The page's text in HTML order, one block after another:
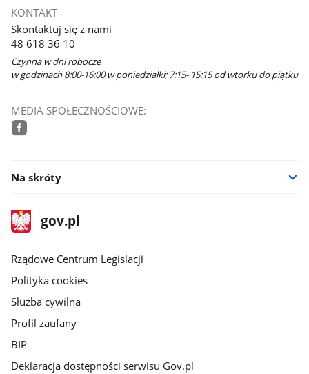
KONTAKT
Skontaktuj się z nami
48 618 36 10
Czynna w dni robocze
w godzinach 8:00-16:00 w poniedziałki; 7:15- 15:15 od wtorku do piątku
MEDIA SPOŁECZNOŚCIOWE:
Na skróty
stopka
gov.plStrona
gov.pl
Rządowe Centrum Legislacji
Polityka cookies
Służba cywilna
Profil zaufany
BIP
Deklaracja dostępności serwisu Gov.pl